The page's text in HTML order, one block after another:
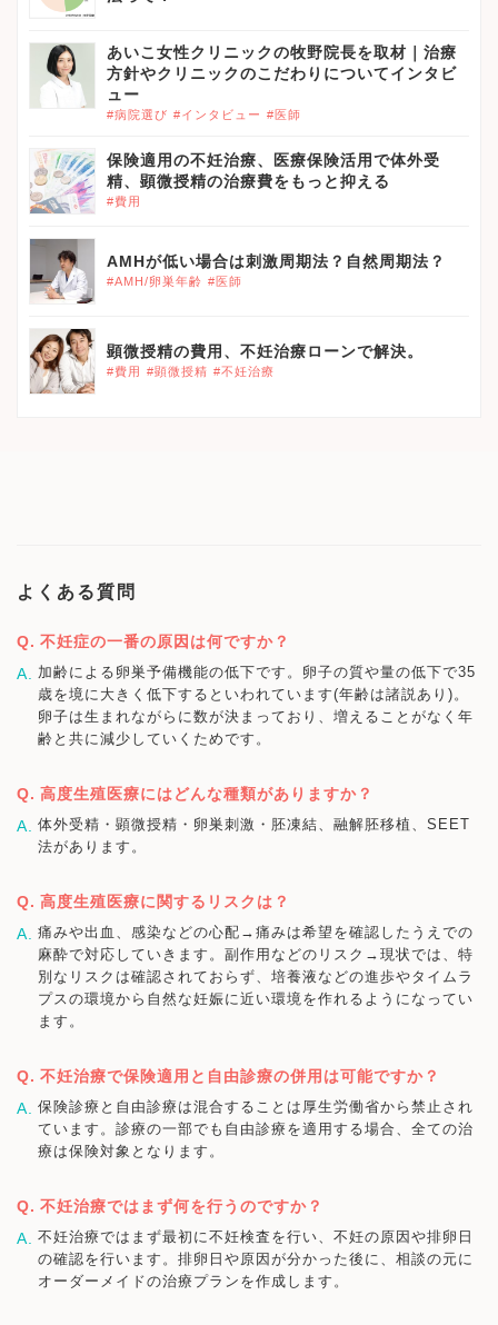
あいこ女性クリニックの牧野院長を取材｜治療
方針やクリニックのこだわりについてインタビ
ュー
#病院選び #インタビュー #医師
保険適用の不妊治療、医療保険活用で体外受
精、顕微授精の治療費をもっと抑える
#費用
AMHが低い場合は刺激周期法？自然周期法？
#AMH/卵巣年齢 #医師
顕微授精の費用、不妊治療ローンで解決。
#費用 #顕微授精 #不妊治療
よくある質問
不妊症の一番の原因は何ですか？
加齢による卵巣予備機能の低下です。卵子の質や量の低下で35
歳を境に大きく低下するといわれています(年齢は諸説あり)。
卵子は生まれながらに数が決まっており、増えることがなく年
齢と共に減少していくためです。
高度生殖医療にはどんな種類がありますか？
体外受精・顕微授精・卵巣刺激・胚凍結、融解胚移植、SEET
法があります。
高度生殖医療に関するリスクは？
痛みや出血、感染などの心配→痛みは希望を確認したうえでの
麻酔で対応していきます。副作用などのリスク→現状では、特
別なリスクは確認されておらず、培養液などの進歩やタイムラ
プスの環境から自然な妊娠に近い環境を作れるようになってい
ます。
不妊治療で保険適用と自由診療の併用は可能ですか？
保険診療と自由診療は混合することは厚生労働省から禁止され
ています。診療の一部でも自由診療を適用する場合、全ての治
療は保険対象となります。
不妊治療ではまず何を行うのですか？
不妊治療ではまず最初に不妊検査を行い、不妊の原因や排卵日
の確認を行います。排卵日や原因が分かった後に、相談の元に
オーダーメイドの治療プランを作成します。